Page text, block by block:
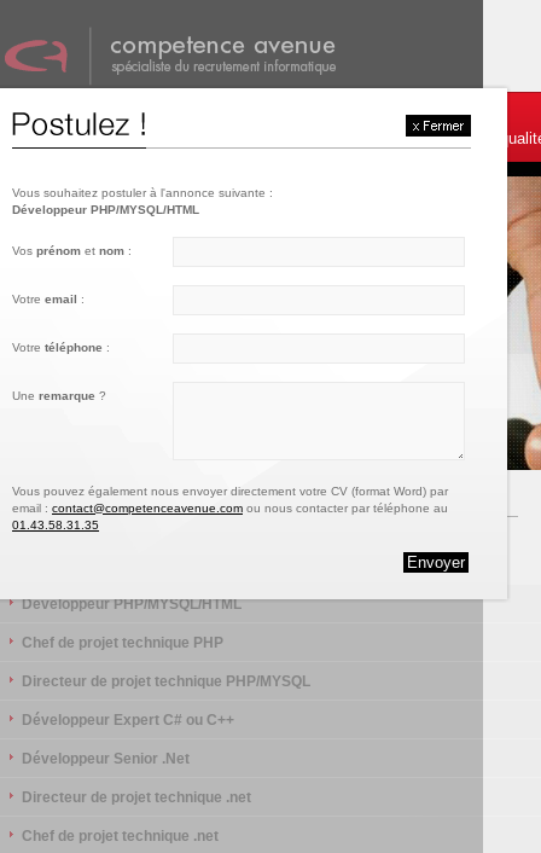
001
Témoignages et services
003
Charte de
Développeur PHP/MYSQL/HTML
Chef de projet technique PHP
Directeur de projet technique PHP/MYSQL
Développeur Expert C# ou C++
Développeur Senior .Net
Directeur de projet technique .net
Chef de projet technique .net
Vous souhaitez postuler à l'annonce suivante :
Développeur PHP/MYSQL/HTML
Vos prénom et nom :
Votre email :
Votre téléphone :
Une remarque ?
Vous pouvez également nous envoyer directement votre CV (format Word) par
email : contact@competenceavenue.com ou nous contacter par téléphone au
01.43.58.31.35